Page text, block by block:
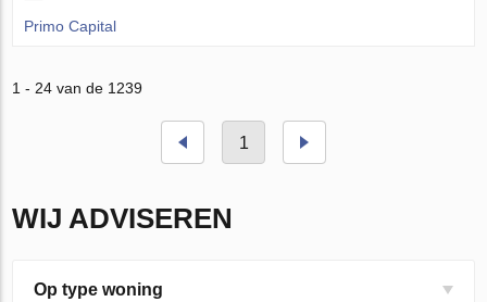
Primo Capital
1 - 24 van de 1239
1
WIJ ADVISEREN
Op type woning